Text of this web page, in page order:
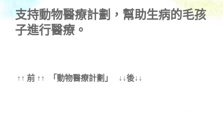
支持動物醫療計劃 ，幫助生病的毛孩
子進行醫療。
↑↑ 前 ↑↑ 「動物醫療計劃」 ↓↓後↓↓